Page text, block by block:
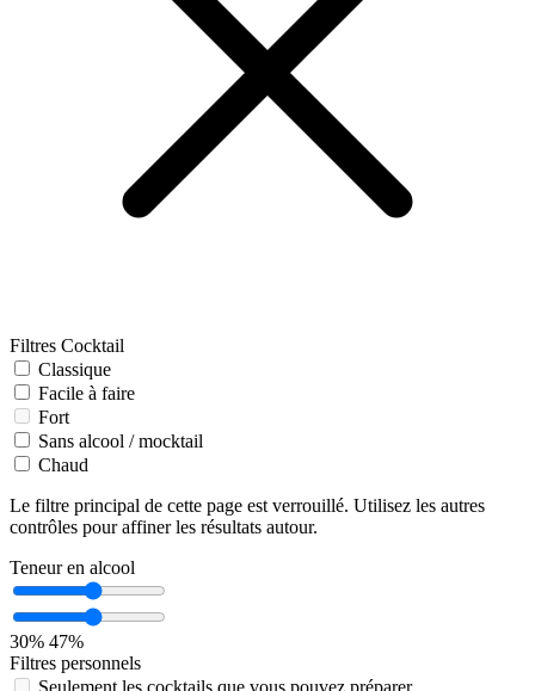
Filtres Cocktail
Classique
Facile à faire
Fort
Sans alcool / mocktail
Chaud
Le filtre principal de cette page est verrouillé. Utilisez les autres
contrôles pour affiner les résultats autour.
Teneur en alcool
30% 47%
Filtres personnels
Seulement les cocktails que vous pouvez préparer